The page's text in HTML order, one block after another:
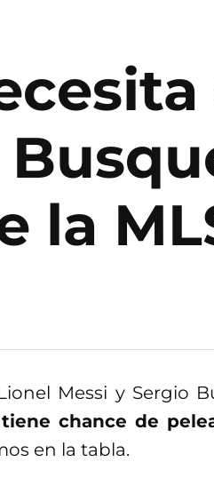
la
Messi y Sergio
chance de
en la tabla.